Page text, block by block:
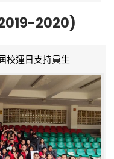
2020)
校運日支持員生